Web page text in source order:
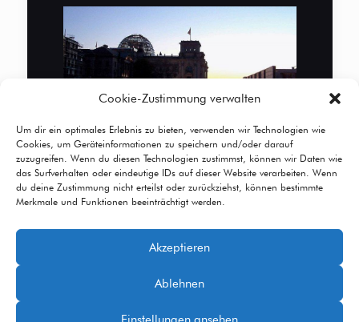
Cookie-Zustimmung verwalten
Um dir ein optimales Erlebnis zu bieten, verwenden wir Technologien wie
Cookies, um Geräteinformationen zu speichern und/oder darauf
zuzugreifen. Wenn du diesen Technologien zustimmst, können wir Daten wie
das Surfverhalten oder eindeutige IDs auf dieser Website verarbeiten. Wenn
du deine Zustimmung nicht erteilst oder zurückziehst, können bestimmte
Merkmale und Funktionen beeinträchtigt werden.
Akzeptieren
Ablehnen
© 2026 Betheme byMuffin group